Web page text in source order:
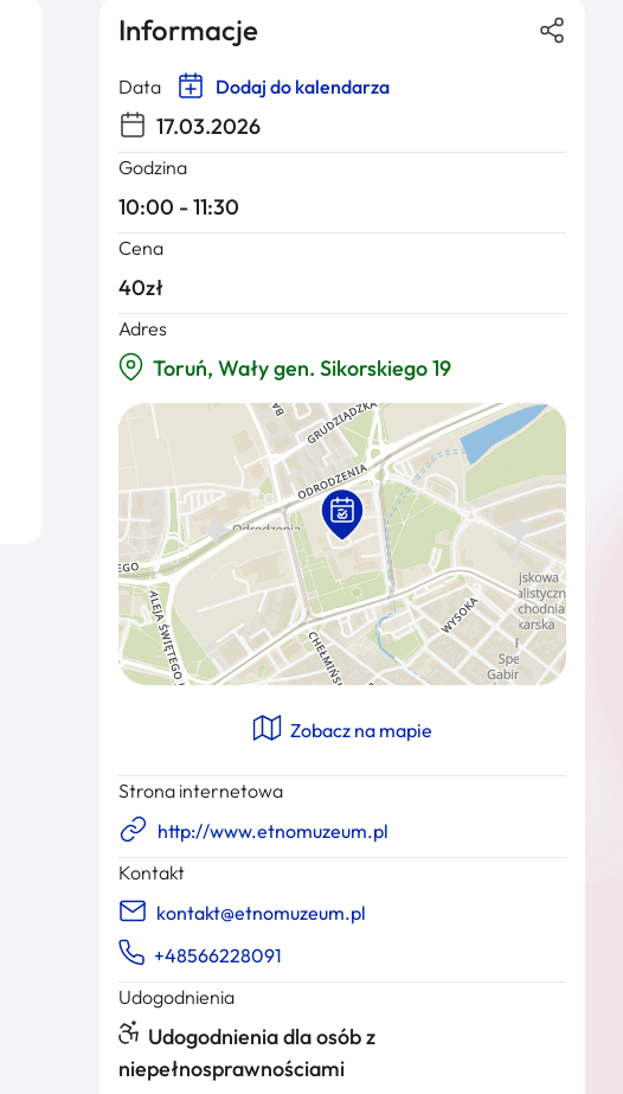
Informacje
Data Dodaj do kalendarza
17.03.2026
Godzina
10:00 - 11:30
Cena
40zł
Adres
Toruń, Wały gen. Sikorskiego 19
Zobacz na mapie
Strona internetowa
http://www.etnomuzeum.pl
Kontakt
kontakt@etnomuzeum.pl
+48566228091
Udogodnienia
Udogodnienia dla osób z
niepełnosprawnościami